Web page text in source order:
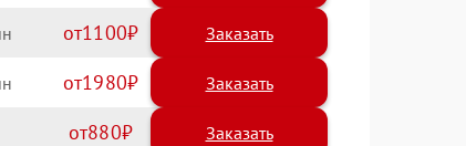
1100
1980
880